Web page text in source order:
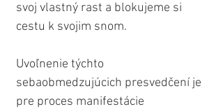
svoj vlastný rast a blokujeme si
cestu k svojim snom.
Uvoľnenie týchto
sebaobmedzujúcich presvedčení je
pre proces manifestácie